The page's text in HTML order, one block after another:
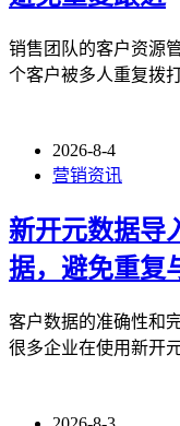
销售团队的客户资源
个客户被多人重复拨
2026-8-4
营销资讯
新开元数据导
据，避免重复
客户数据的准确性和
很多企业在使用新开